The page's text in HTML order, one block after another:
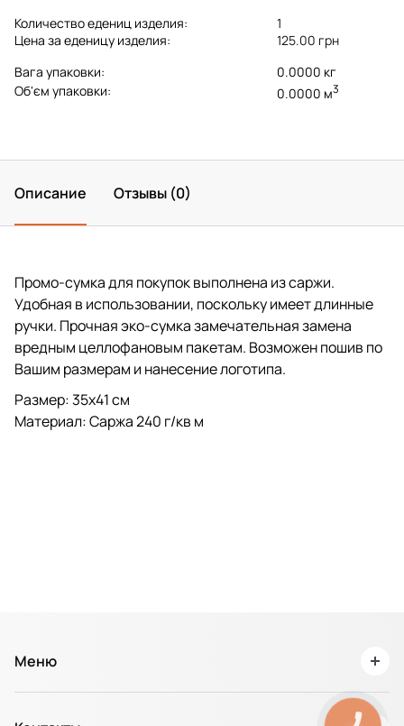
Количество едениц изделия:
1
Цена за еденицу изделия:
125.00 грн
Вага упаковки:
0.0000 кг
Об'єм упаковки:
0.0000 м3
Описание Отзывы (0)
Промо-сумка для покупок выполнена из саржи.
Удобная в использовании, поскольку имеет длинные
ручки. Прочная эко-сумка замечательная замена
вредным целлофановым пакетам. Возможен пошив по
Вашим размерам и нанесение логотипа.
Размер: 35х41 см
Материал: Саржа 240 г/кв м
Меню
О нас
КНОПКА